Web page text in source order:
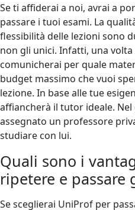
Se ti affiderai a noi, avrai a
passare i tuoi esami. La
flessibilità delle lezioni sono
non gli unici. Infatti, una
comunicherai per quale
budget massimo che vuoi
lezione. In base alle tue
affiancherà il tutor ideale.
assegnato un professore
studiare con lui.
Quali sono i
ripetere e passare
Se sceglierai UniProf per